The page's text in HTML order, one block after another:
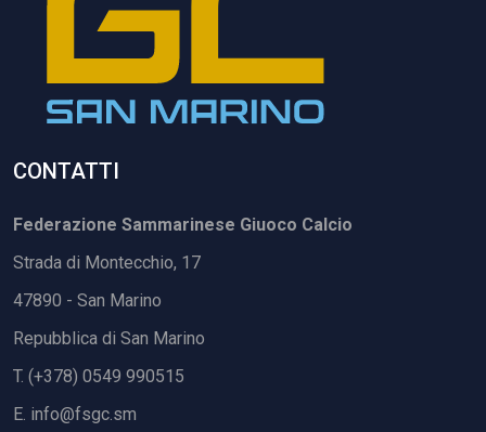
CONTATTI
Federazione Sammarinese Giuoco Calcio
Strada di Montecchio, 17
47890 - San Marino
Repubblica di San Marino
T. (+378) 0549 990515
E. info@fsgc.sm